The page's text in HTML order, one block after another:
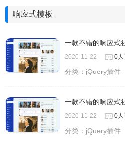
响应式模板
一款不错的响应式
2020-11-22 0人
分类： jQuery插件
一款不错的响应式
2020-11-22 0人
分类： jQuery插件